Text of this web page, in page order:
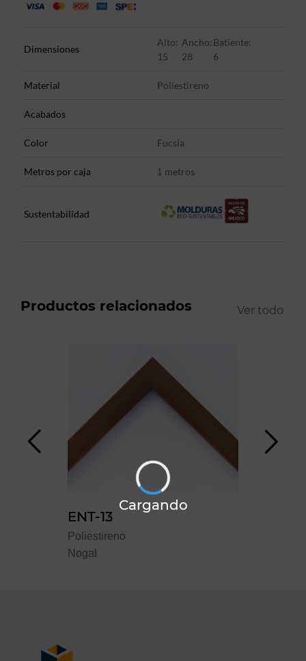
Dimensiones
Alto:
15
Ancho:
28
Batiente:
6
Material Poliestireno
Acabados
Color Fucsia
Metros por caja 1 metros
Sustentabilidad
Productos relacionados Ver todo
ENT-12
Poliestireno
Negro
ENT-13
Poliestireno
Nogal
Cargando